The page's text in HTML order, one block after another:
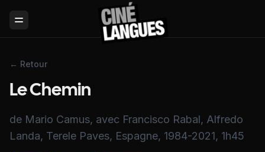
Toggle Menu
← Retour
Le Chemin
de Mario Camus, avec Francisco Rabal, Alfredo
Landa, Terele Paves, Espagne, 1984-2021, 1h45